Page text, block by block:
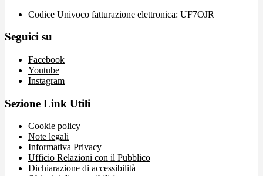
Codice Univoco fatturazione elettronica: UF7OJR
Seguici su
Facebook
Youtube
Instagram
Sezione Link Utili
Cookie policy
Note legali
Informativa Privacy
Ufficio Relazioni con il Pubblico
Dichiarazione di accessibilità